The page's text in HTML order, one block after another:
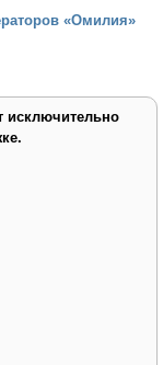
«Омилия»
исключительно